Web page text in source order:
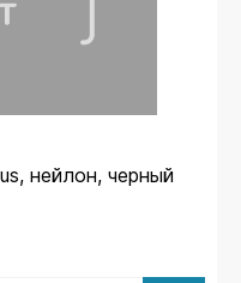
нейлон, черный